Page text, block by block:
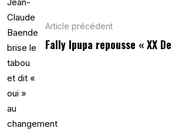
Article précédent
Fally Ipupa repousse « XX